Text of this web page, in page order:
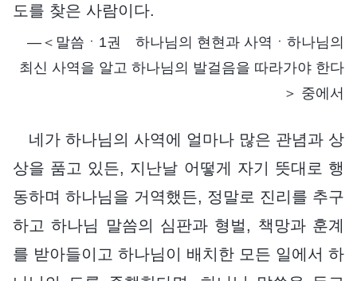
도를 찾은 사람이다.
―＜말씀ㆍ1권 하나님의 현현과 사역ㆍ하나님의
최신 사역을 알고 하나님의 발걸음을 따라가야 한다
＞ 중에서
네가 하나님의 사역에 얼마나 많은 관념과 상
상을 품고 있든, 지난날 어떻게 자기 뜻대로 행
동하며 하나님을 거역했든, 정말로 진리를 추구
하고 하나님 말씀의 심판과 형벌, 책망과 훈계
를 받아들이고 하나님이 배치한 모든 일에서 하